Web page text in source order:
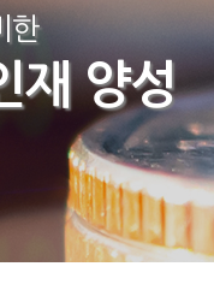
한
재 양성